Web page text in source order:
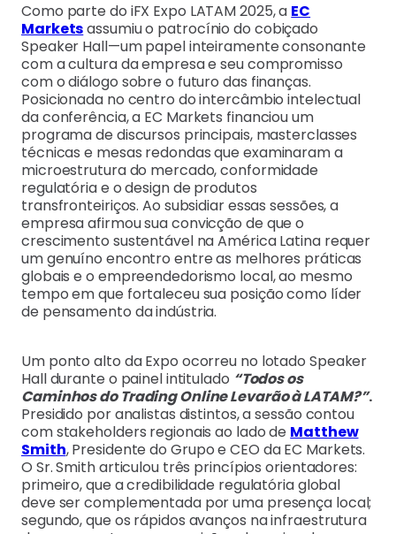
Como parte do iFX Expo LATAM 2025, a EC
Marketsassumiu o patrocínio do cobiçado
Speaker Hall—um papel inteiramente consonante
com a cultura da empresa e seu compromisso
com o diálogo sobre o futuro das finanças.
Posicionada no centro do intercâmbio intelectual
da conferência, a EC Markets financiou um
programa de discursos principais, masterclasses
técnicas e mesas redondas que examinaram a
microestrutura do mercado, conformidade
regulatória e o design de produtos
transfronteiriços. Ao subsidiar essas sessões, a
empresa afirmou sua convicção de que o
crescimento sustentável na América Latina requer
um genuíno encontro entre as melhores práticas
globais e o empreendedorismo local, ao mesmo
tempo em que fortaleceu sua posição como líder
de pensamento da indústria.
Um ponto alto da Expo ocorreu no lotado Speaker
Hall durante o painel intitulado “Todos os
Caminhos do Trading Online Levarão à LATAM?”.
Presidido por analistas distintos, a sessão contou
com stakeholders regionais ao lado de Matthew
Smith, Presidente do Grupo e CEO da EC Markets.
O Sr. Smith articulou três princípios orientadores:
primeiro, que a credibilidade regulatória global
deve ser complementada por uma presença local;
segundo, que os rápidos avanços na infraestrutura